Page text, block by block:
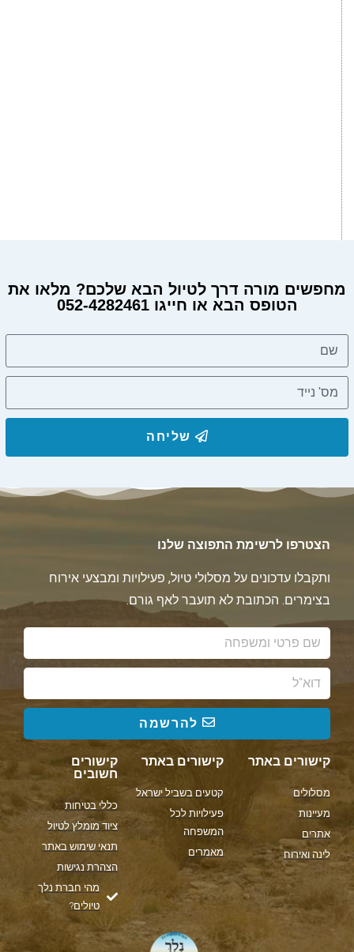
מחפשים מורה דרך לטיול הבא שלכם? מלאו את
הטופס הבא או חייגו 052-4282461
שליחה
הצטרפו לרשימת התפוצה שלנו
ותקבלו עדכונים על מסלולי טיול, פעילויות ומבצעי אירוח
בצימרים. הכתובת לא תועבר לאף גורם.
להרשמה
קישורים באתר
מסלולים
מעיינות
אתרים
לינה ואירוח
קישורים באתר
קטעים בשביל ישראל
פעילויות לכל
המשפחה
מאמרים
קישורים
חשובים
כללי בטיחות
ציוד מומלץ לטיול
תנאי שימוש באתר
הצהרת נגישות
מהי חברת נלך
טיולים?